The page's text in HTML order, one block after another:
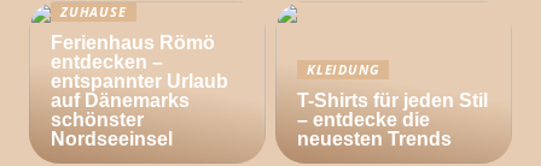
ZUHAUSE
Ferienhaus Römö
entdecken –
entspannter Urlaub
auf Dänemarks
schönster
Nordseeinsel
KLEIDUNG
T-Shirts für jeden Stil
– entdecke die
neuesten Trends